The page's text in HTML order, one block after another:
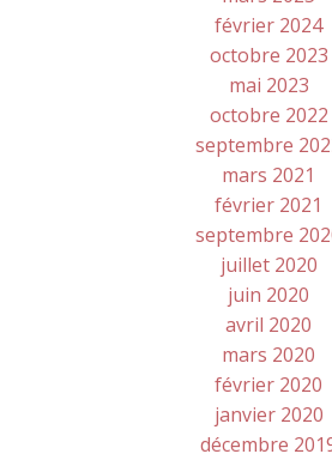
février 2024
octobre 2023
mai 2023
octobre 2022
septembre
mars 2021
février 2021
septembre
juillet 2020
juin 2020
avril 2020
mars 2020
février 2020
janvier 2020
décembre